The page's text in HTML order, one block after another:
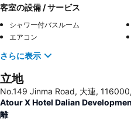
客室の設備 / サービス
シャワー付バスルーム
エアコン
さらに表示
立地
No.149 Jinma Road, 大連,
Atour X Hotel Dalian
離